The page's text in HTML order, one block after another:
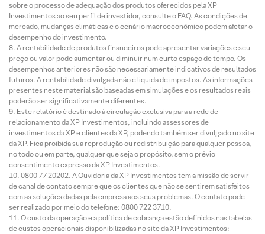
sobre o processo de adequação dos produtos oferecidos pela XP
Investimentos ao seu perfil de investidor, consulte o FAQ. As condições de
mercado, mudanças climáticas e o cenário macroeconômico podem afetar o
desempenho do investimento.
A rentabilidade de produtos financeiros pode apresentar variações e seu
preço ou valor pode aumentar ou diminuir num curto espaço de tempo. Os
desempenhos anteriores não são necessariamente indicativos de resultados
futuros. A rentabilidade divulgada não é líquida de impostos. As informações
presentes neste material são baseadas em simulações e os resultados reais
poderão ser significativamente diferentes.
Este relatório é destinado à circulação exclusiva para a rede de
relacionamento da XP Investimentos, incluindo assessores de
investimentos da XP e clientes da XP, podendo também ser divulgado no site
da XP. Fica proibida sua reprodução ou redistribuição para qualquer pessoa,
no todo ou em parte, qualquer que seja o propósito, sem o prévio
consentimento expresso da XP Investimentos.
0800 77 20202. A Ouvidoria da XP Investimentos tem a missão de servir
de canal de contato sempre que os clientes que não se sentirem satisfeitos
com as soluções dadas pela empresa aos seus problemas. O contato pode
ser realizado por meio do telefone: 0800 722 3710.
O custo da operação e a política de cobrança estão definidos nas tabelas
de custos operacionais disponibilizadas no site da XP Investimentos: